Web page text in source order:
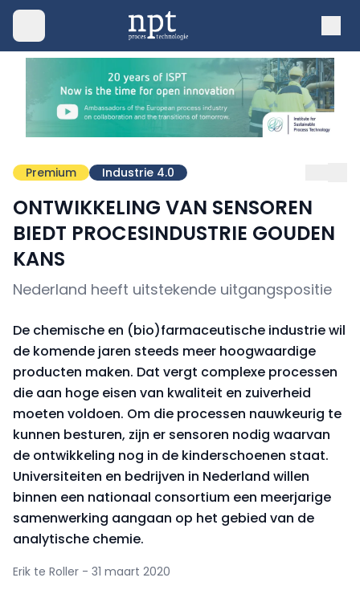
Premium Industrie 4.0
ONTWIKKELING VAN SENSOREN
BIEDT PROCESINDUSTRIE GOUDEN
KANS
Nederland heeft uitstekende uitgangspositie
De chemische en (bio)farmaceutische industrie wil
de komende jaren steeds meer hoogwaardige
producten maken. Dat vergt complexe processen
die aan hoge eisen van kwaliteit en zuiverheid
moeten voldoen. Om die processen nauwkeurig te
kunnen besturen, zijn er sensoren nodig waarvan
de ontwikkeling nog in de kinderschoenen staat.
Universiteiten en bedrijven in Nederland willen
binnen een nationaal consortium een meerjarige
samenwerking aangaan op het gebied van de
analytische chemie.
Erik te Roller - 31 maart 2020